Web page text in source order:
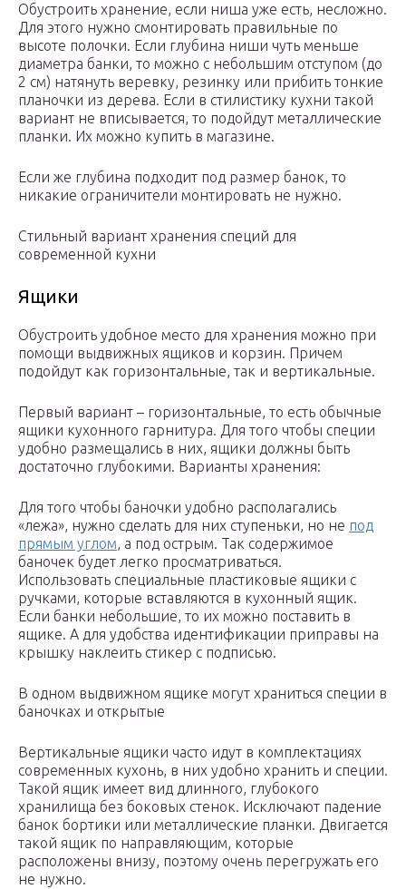
Обустроить хранение, если ниша уже есть, несложно.
Для этого нужно смонтировать правильные по
высоте полочки. Если глубина ниши чуть меньше
диаметра банки, то можно с небольшим отступом (до
2 см) натянуть веревку, резинку или прибить тонкие
планочки из дерева. Если в стилистику кухни такой
вариант не вписывается, то подойдут металлические
планки. Их можно купить в магазине.
Если же глубина подходит под размер банок, то
никакие ограничители монтировать не нужно.
Стильный вариант хранения специй для
современной кухни
Ящики
Обустроить удобное место для хранения можно при
помощи выдвижных ящиков и корзин. Причем
подойдут как горизонтальные, так и вертикальные.
Первый вариант – горизонтальные, то есть обычные
ящики кухонного гарнитура. Для того чтобы специи
удобно размещались в них, ящики должны быть
достаточно глубокими. Варианты хранения:
Для того чтобы баночки удобно располагались
«лежа», нужно сделать для них ступеньки, но не под
прямым углом, а под острым. Так содержимое
баночек будет легко просматриваться.
Использовать специальные пластиковые ящики с
ручками, которые вставляются в кухонный ящик.
Если банки небольшие, то их можно поставить в
ящике. А для удобства идентификации приправы на
крышку наклеить стикер с подписью.
В одном выдвижном ящике могут храниться специи в
баночках и открытые
Вертикальные ящики часто идут в комплектациях
современных кухонь, в них удобно хранить и специи.
Такой ящик имеет вид длинного, глубокого
хранилища без боковых стенок. Исключают падение
банок бортики или металлические планки. Двигается
такой ящик по направляющим, которые
расположены внизу, поэтому очень перегружать его
не нужно.